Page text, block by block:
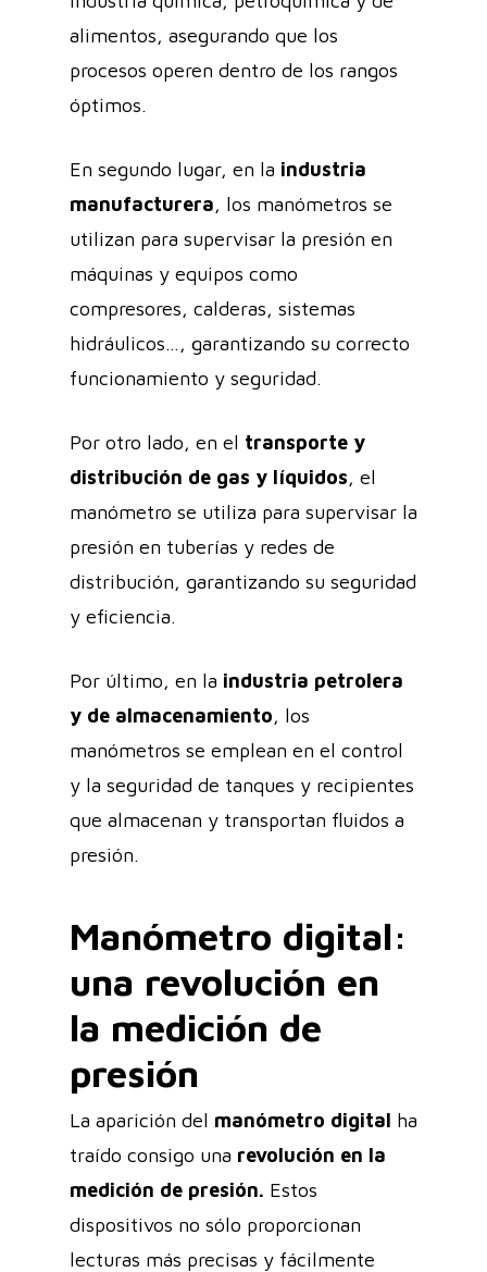
alimentos, asegurando que los
procesos operen dentro de los rangos
óptimos.
En segundo lugar, en la industria
manufacturera, los manómetros se
utilizan para supervisar la presión en
máquinas y equipos como
compresores, calderas, sistemas
hidráulicos…, garantizando su correcto
funcionamiento y seguridad.
Por otro lado, en el transporte y
distribución de gas y líquidos, el
manómetro se utiliza para supervisar la
presión en tuberías y redes de
distribución, garantizando su seguridad
y eficiencia.
Por último, en la industria petrolera
y de almacenamiento, los
manómetros se emplean en el control
y la seguridad de tanques y recipientes
que almacenan y transportan fluidos a
presión.
Manómetro digital:
una revolución en
la medición de
presión
La aparición del manómetro digital ha
traído consigo una revolución en la
medición de presión. Estos
dispositivos no sólo proporcionan
lecturas más precisas y fácilmente